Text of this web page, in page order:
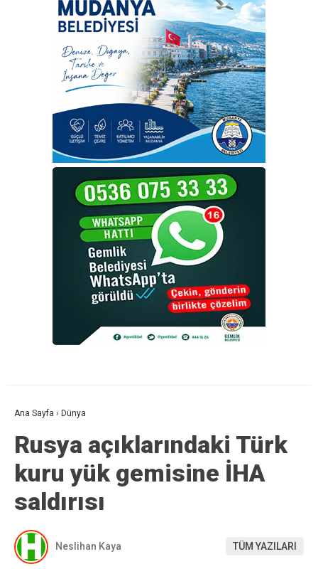
Ana Sayfa › Dünya
Rusya açıklarındaki Türk
kuru yük gemisine İHA
saldırısı
Neslihan Kaya TÜM YAZILARI